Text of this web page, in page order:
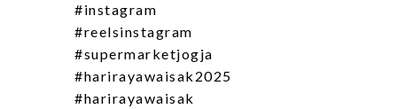
#instagram
#reelsinstagram
#supermarketjogja
#harirayawaisak2025
#harirayawaisak